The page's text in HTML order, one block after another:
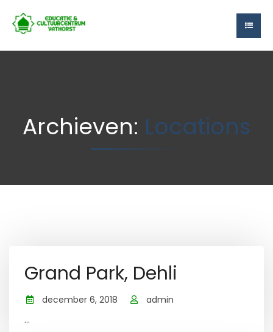
Archieven: Locations
Grand Park, Dehli
december 6, 2018
admin
...